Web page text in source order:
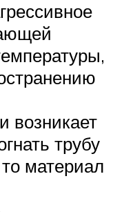
возникает
трубу
материал